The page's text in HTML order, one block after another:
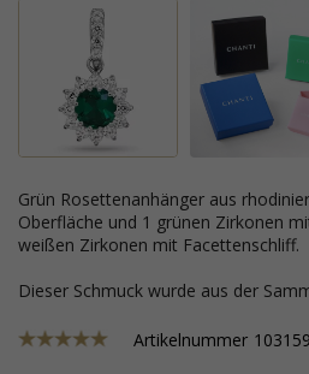
grün Rosettenanhänger aus rhodiniertem Silber mit polierter
Oberfläche und 1 grünen Zirkonen
weißen Zirkonen mit Facettenschliff.
Dieser Schmuck wurde aus der
Artikelnummer